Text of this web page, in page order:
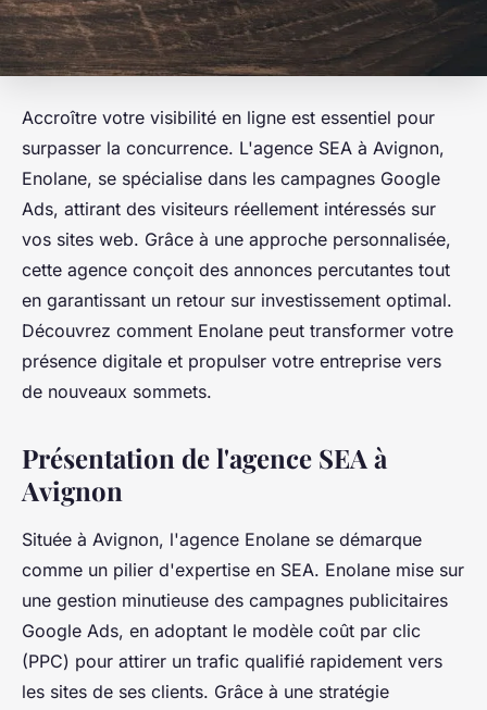
Accroître votre visibilité en ligne est essentiel pour
surpasser la concurrence. L'agence SEA à Avignon,
Enolane, se spécialise dans les campagnes Google
Ads, attirant des visiteurs réellement intéressés sur
vos sites web. Grâce à une approche personnalisée,
cette agence conçoit des annonces percutantes tout
en garantissant un retour sur investissement optimal.
Découvrez comment Enolane peut transformer votre
présence digitale et propulser votre entreprise vers
de nouveaux sommets.
Présentation de l'agence SEA à
Avignon
Située à Avignon, l'agence Enolane se démarque
comme un pilier d'expertise en SEA. Enolane mise sur
une gestion minutieuse des campagnes publicitaires
Google Ads, en adoptant le modèle coût par clic
(PPC) pour attirer un trafic qualifié rapidement vers
les sites de ses clients. Grâce à une stratégie